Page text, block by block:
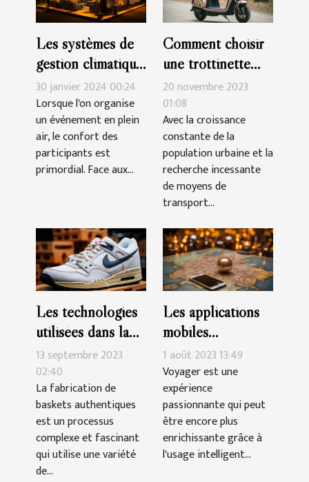
Les systèmes de
gestion climatique
pour tentes
publicitaires :
technologies et
coûts
30 janvier 2024 00:24
Lorsque l'on organise
un événement en plein
air, le confort des
participants est
primordial. Face aux...
Comment choisir
une trottinette
électrique avec
siège pour un
confort optimal en
déplacement
urbain
20 novembre 2023
01:08
Avec la croissance
constante de la
population urbaine et la
recherche incessante
de moyens de
transport...
Les technologies
utilisées dans la
fabrication de
baskets
authentiques
13 septembre 2023
02:40
La fabrication de
baskets authentiques
est un processus
complexe et fascinant
qui utilise une variété
de...
Les applications
mobiles
indispensables
pour voyager
1 août 2023 13:49
Voyager est une
expérience
passionnante qui peut
être encore plus
enrichissante grâce à
l'usage intelligent...